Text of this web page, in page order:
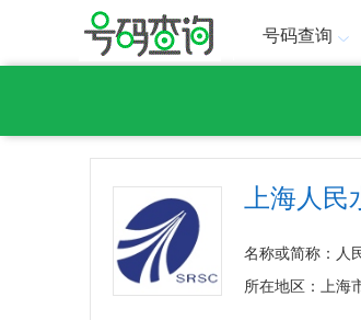
号码查询
上海人
名称或简称：人
所在地区：上海